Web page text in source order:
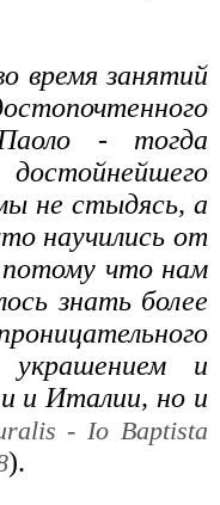
время занятий
- тогда
не стыдясь, а
научились от
что нам
знать более
украшением и
и Италии, но и
- Io Baptista
).